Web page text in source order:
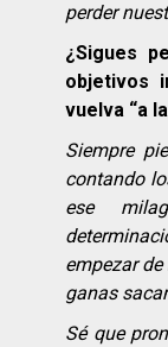
perder
¿Sigues
objetivos
vuelva “a
Siempre
contando
ese
empezar
ganas
Sé que